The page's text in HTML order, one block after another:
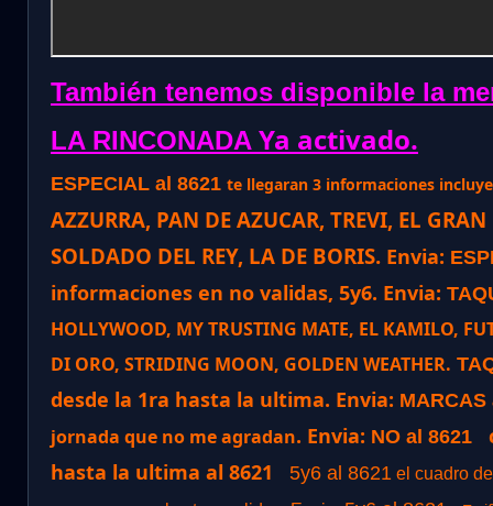
También tenemos disponible la
LA RINCONADA Ya activado.
ESPECIAL al 8621 te llegaran 3 informaciones
AZZURRA, PAN DE AZUCAR, TREVI, EL
SOLDADO DEL REY, LA DE BORIS. Envia:
informaciones en no validas, 5y6. Envia:
HOLLYWOOD, MY TRUSTING MATE, EL KAMILO,
DI ORO, STRIDING MOON, GOLDEN WEATHER.
desde la 1ra hasta la ultima. Envia: MARCAS
jornada que no me agradan. Envia: NO al 8621
hasta la ultima al 8621
5y6 al 8621 el cuadro